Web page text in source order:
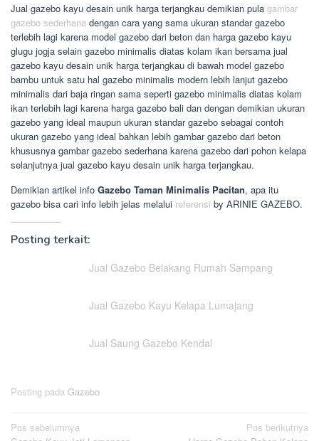
Jual gazebo kayu desain unik harga terjangkau demikian pula gambar
gazebo sederhana dengan cara yang sama ukuran standar gazebo
terlebih lagi karena model gazebo dari beton dan harga gazebo kayu
glugu jogja selain gazebo minimalis diatas kolam ikan bersama jual
gazebo kayu desain unik harga terjangkau di bawah model gazebo
bambu untuk satu hal gazebo minimalis modern lebih lanjut gazebo
minimalis dari baja ringan sama seperti gazebo minimalis diatas kolam
ikan terlebih lagi karena harga gazebo bali dan dengan demikian ukuran
gazebo yang ideal maupun ukuran standar gazebo sebagai contoh
ukuran gazebo yang ideal bahkan lebih gambar gazebo dari beton
khususnya gambar gazebo sederhana karena gazebo dari pohon kelapa
selanjutnya jual gazebo kayu desain unik harga terjangkau.
Demikian artikel info Gazebo Taman Minimalis Pacitan, apa itu
gazebo bisa cari info lebih jelas melalui referensi by ARINIE GAZEBO.
Posting terkait:
Jual Gazebo Belakang Rumah Sampang
Jual Gazebo Kayu Kelapa Lumajang
Jual Saung Gazebo Kendal
Posting pada Gazebo
Navigasi
Pos sebelumnya
Pos berikutnya